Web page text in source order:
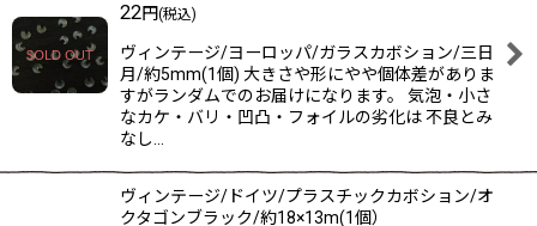
22円(税込)
ヴィンテージ/ヨーロッパ/ガラスカボション/三日
月/約5mm(1個) 大きさや形にやや個体差がありま
すがランダムでのお届けになります。 気泡・小さ
なカケ・バリ・凹凸・フォイルの劣化は 不良とみ
なし…
ヴィンテージ/ドイツ/プラスチックカボション/オ
クタゴンブラック/約18×13m(1個）